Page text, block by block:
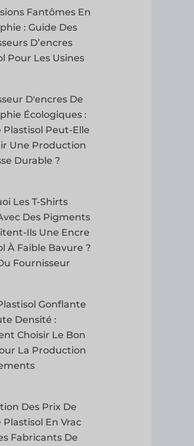
Fantômes En
: Guide Des
D’encres
Pour Les Usines
D'encres De
Écologiques :
Plastisol Peut-Elle
Une Production
Durable ?
Les T-Shirts
Des Pigments
Ils Une Encre
À Faible Bavure ?
Fournisseur
Gonflante
Densité :
Choisir Le Bon
La Production
Des Prix De
Plastisol En Vrac
Fabricants De